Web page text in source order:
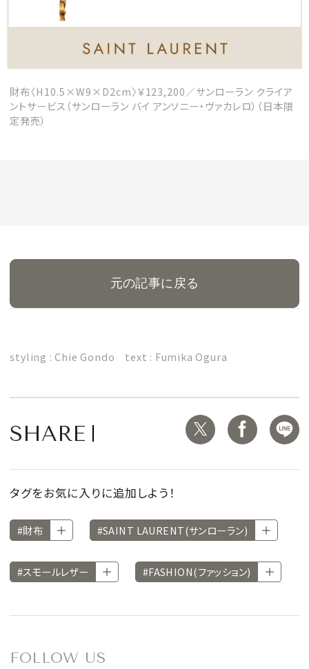
ログイン・新規会員登録
FOLLOW US
SPUR 2026 JULY
2026年9月号
財布〈H10.5×W9×D2cm〉￥123,200／サンローラン クライア
ントサービス（サンローラン バイ アンソニー・ヴァカレロ）（日本限
定発売）
元の記事に戻る
styling : Chie Gondo text : Fumika Ogura
SHARE
タグをお気に入りに追加しよう！
#財布 #SAINT LAURENT(サンローラン)
#スモールレザー #FASHION(ファッション)
FOLLOW US